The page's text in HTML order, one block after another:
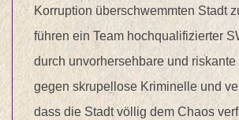
Korruption überschwemmten Stadt
führen ein Team hochqualifizierter
durch unvorhersehbare und
gegen skrupellose Kriminelle und
dass die Stadt völlig dem Chaos